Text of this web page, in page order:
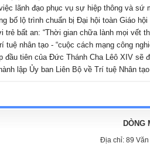
lãnh đạo phục vụ sự hiệp thông và sứ
bố lộ trình chuẩn bị Đại hội toàn Giáo hội
bất an: “Thời gian chữa lành mọi vết
tuệ nhân tạo - “cuộc cách mạng công
đầu tiên của Đức Thánh Cha Lêô XIV sẽ
lập Ủy ban Liên Bộ về Trí tuệ Nhân tạo
DÒNG
Địa chỉ: 89